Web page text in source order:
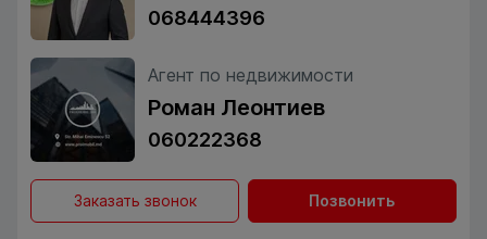
068444396
Агент по недвижимости
Роман Леонтиев
060222368
Заказать звонок Позвонить